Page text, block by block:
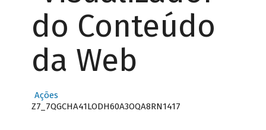
do Conteúdo
da Web
Ações
Z7_7QGCHA41LODH60A3OQA8RN1417